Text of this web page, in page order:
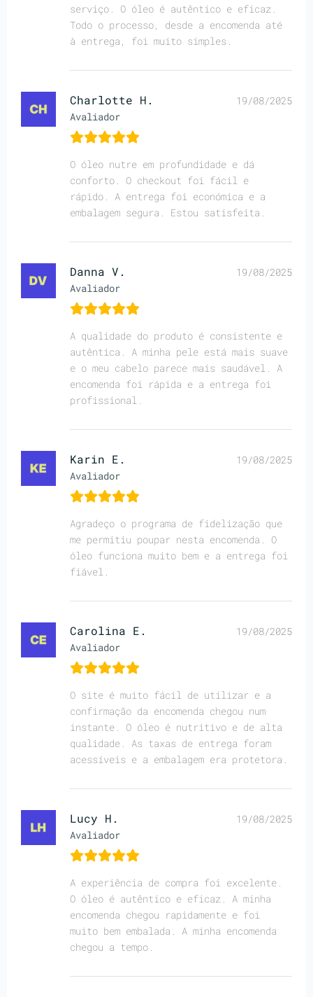
serviço. O óleo é autêntico e eficaz.
Todo o processo, desde a encomenda até
à entrega, foi muito simples.
Charlotte H.
Avaliador
19/08/2025
O óleo nutre em profundidade e dá
conforto. O checkout foi fácil e
rápido. A entrega foi económica e a
embalagem segura. Estou satisfeita.
Danna V.
Avaliador
19/08/2025
A qualidade do produto é consistente e
autêntica. A minha pele está mais suave
e o meu cabelo parece mais saudável. A
encomenda foi rápida e a entrega foi
profissional.
Karin E.
Avaliador
19/08/2025
Agradeço o programa de fidelização que
me permitiu poupar nesta encomenda. O
óleo funciona muito bem e a entrega foi
fiável.
Carolina E.
Avaliador
19/08/2025
O site é muito fácil de utilizar e a
confirmação da encomenda chegou num
instante. O óleo é nutritivo e de alta
qualidade. As taxas de entrega foram
acessíveis e a embalagem era protetora.
Lucy H.
Avaliador
19/08/2025
A experiência de compra foi excelente.
O óleo é autêntico e eficaz. A minha
encomenda chegou rapidamente e foi
muito bem embalada. A minha encomenda
chegou a tempo.